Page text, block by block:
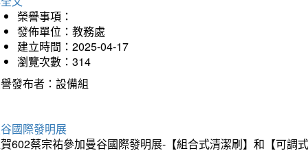
榮譽事項：
發佈單位：教務處
建立時間：2025-04-17
瀏覽次數：314
發布者：設備組
國際發明展
602蔡宗祐參加曼谷國際發明展-【組合式清潔刷】和【可調